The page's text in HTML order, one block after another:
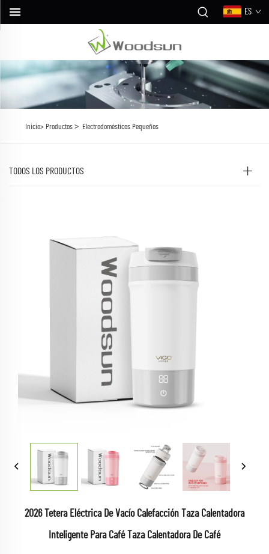
ES
Inicio> Productos> Electrodomésticos Pequeños
TODOS LOS PRODUCTOS
2026 Tetera Eléctrica De Vacío Calefacción Taza Calentadora
Inteligente Para Café Taza Calentadora De Café